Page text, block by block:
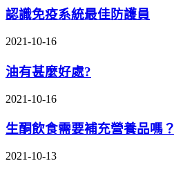
認識免疫系統最佳防護員
2021-10-16
油有甚麼好處?
2021-10-16
生酮飲食需要補充營養品嗎？
2021-10-13